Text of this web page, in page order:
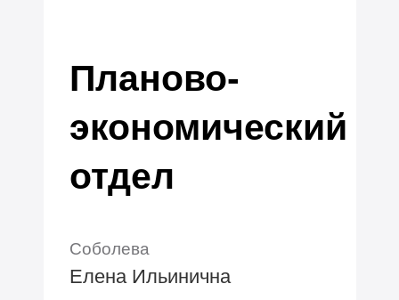
Планово-
экономический
отдел
Соболева
Елена Ильинична